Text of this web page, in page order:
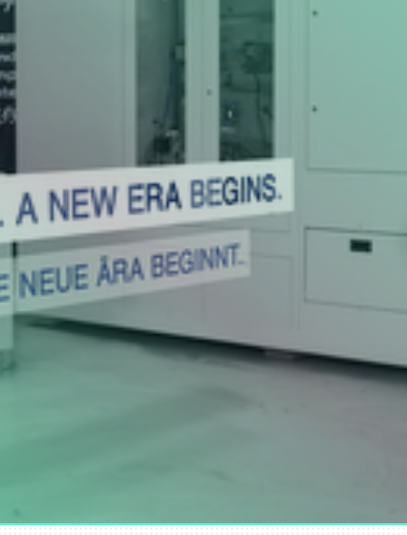
Die Firma Kesel ist unter anderem Profi für
Schleif- und Richtmaschinen. Mit der R2500
haben sie eine Maschine entwickelt, mit der
Zahnstangen vollautomatisch profiliert werden
können. Wir haben ein Produktvideo produziert,
in dem wir die vielfältigen Funktionen dieser
hochkomplexen Maschine auf anschauliche
Weise erklären. Soundesign und kontrastreiches
Grading runden den Kesel-Look perfekt ab.
Kunde
Kesel
Fertigstellung
Challenge